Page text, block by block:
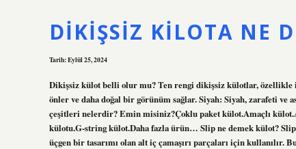
DIKIŞSIZ KILOTA NE
Tarih: Eylül 25, 2024
Dikişsiz külot belli olur mu? Ten rengi dikişsiz külotlar, özellikle
önler ve daha doğal bir görünüm sağlar. Siyah: Siyah, zarafeti
çeşitleri nelerdir? Emin misiniz?Çoklu paket külot.Amaçlı
külotu.G-string külot.Daha fazla ürün… Slip ne demek külot?
üçgen bir tasarımı olan alt iç çamaşırı parçaları için